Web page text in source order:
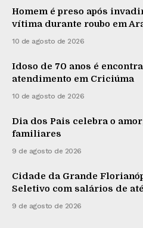
Homem é preso após
vítima durante roubo em
10 de agosto de 2026
Idoso de 70 anos é
atendimento em Criciúma
10 de agosto de 2026
Dia dos Pais celebra o
familiares
9 de agosto de 2026
Cidade da Grande
Seletivo com salários de
9 de agosto de 2026